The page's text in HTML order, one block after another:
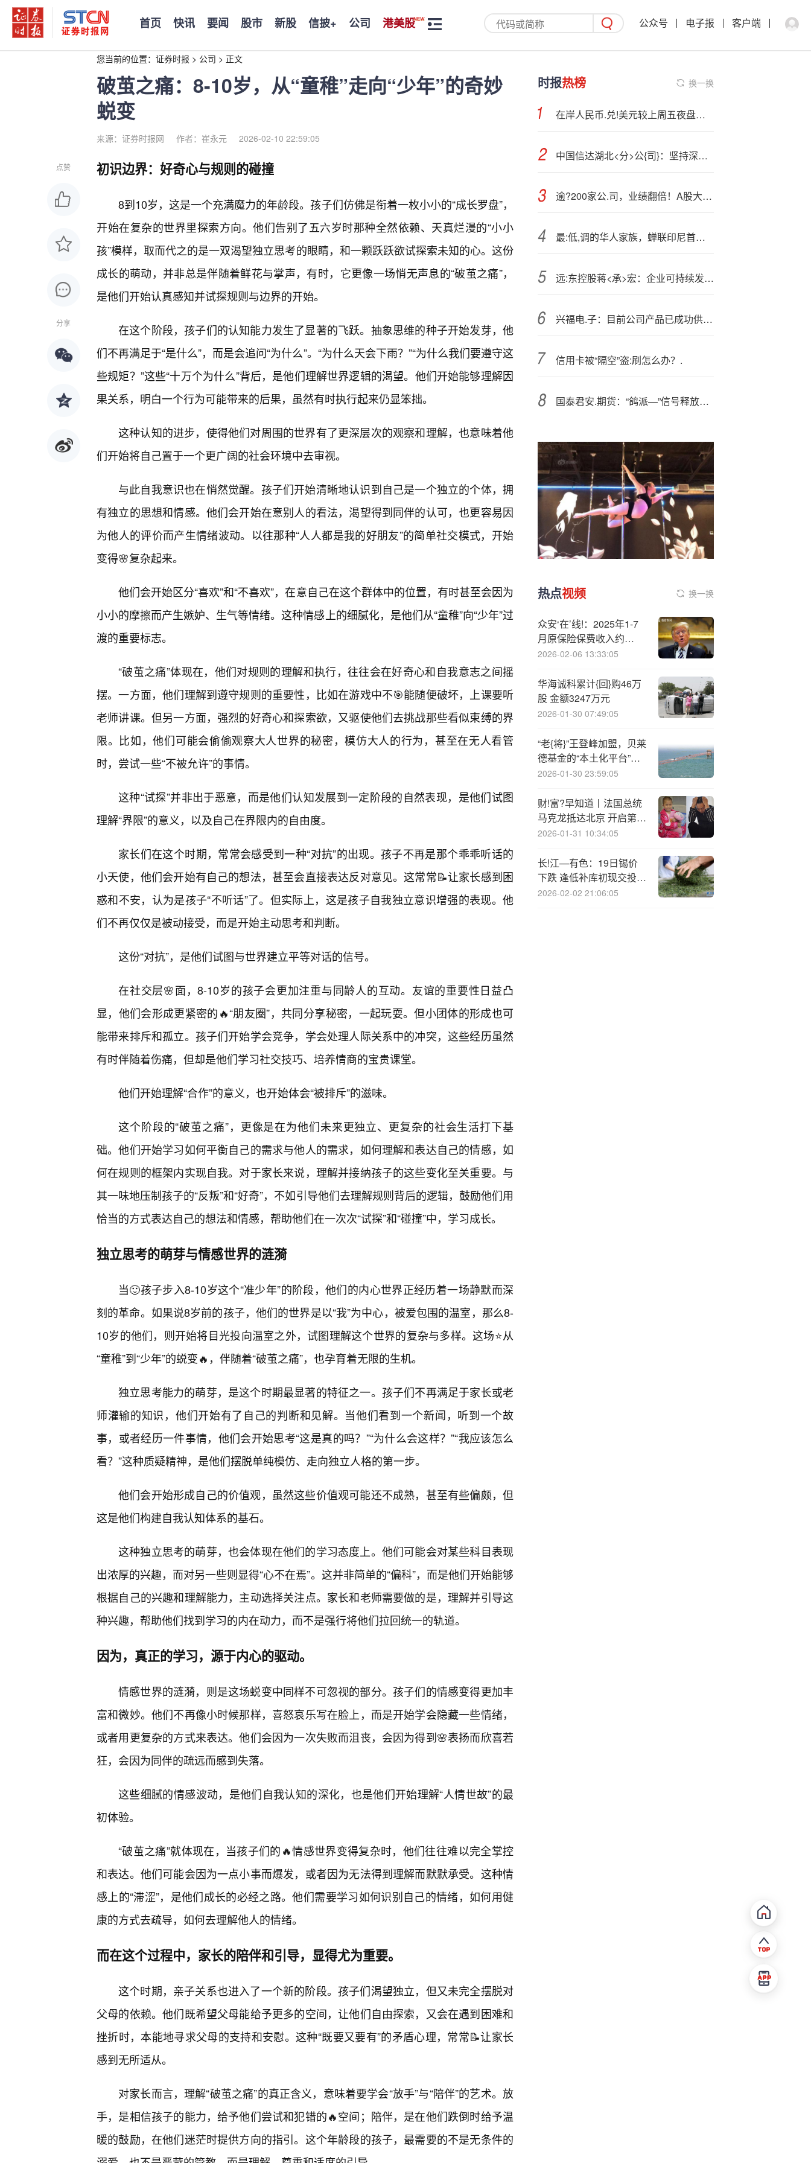
首页 快讯 要闻 股市 新股 信披+ 公司 港美股 公众号 电子报 客户端
您当前的位置： 证券时报 > 公司 > 正文
破茧之痛：8-10岁，从“童稚”走向“少年”的奇妙
蜕变
来源：证券时报网 作者：崔永元 2026-02-10 22:59:05
点赞
分享
初识边界：好奇心与规则的碰撞
8到10岁，这是一个充满魔力的年龄段。孩子们仿佛是衔着一枚小小的“成长罗盘”，
开始在复杂的世界里探索方向。他们告别了五六岁时那种全然依赖、天真烂漫的“小小
孩”模样，取而代之的是一双渴望独立思考的眼睛，和一颗跃跃欲试探索未知的心。这份
成长的萌动，并非总是伴随着鲜花与掌声，有时，它更像一场悄无声息的“破茧之痛”，
是他们开始认真感知并试探规则与边界的开始。
在这个阶段，孩子们的认知能力发生了显著的飞跃。抽象思维的种子开始发芽，他
们不再满足于“是什么”，而是会追问“为什么”。“为什么天会下雨？”“为什么我们要遵守这
些规矩？”这些“十万个为什么”背后，是他们理解世界逻辑的渴望。他们开始能够理解因
果关系，明白一个行为可能带来的后果，虽然有时执行起来仍显笨拙。
这种认知的进步，使得他们对周围的世界有了更深层次的观察和理解，也意味着他
们开始将自己置于一个更广阔的社会环境中去审视。
与此自我意识也在悄然觉醒。孩子们开始清晰地认识到自己是一个独立的个体，拥
有独立的思想和情感。他们会开始在意别人的看法，渴望得到同伴的认可，也更容易因
为他人的评价而产生情绪波动。以往那种“人人都是我的好朋友”的简单社交模式，开始
变得🌸复杂起来。
他们会开始区分“喜欢”和“不喜欢”，在意自己在这个群体中的位置，有时甚至会因为
小小的摩擦而产生嫉妒、生气等情绪。这种情感上的细腻化，是他们从“童稚”向“少年”过
渡的重要标志。
“破茧之痛”体现在，他们对规则的理解和执行，往往会在好奇心和自我意志之间摇
摆。一方面，他们理解到遵守规则的重要性，比如在游戏中不🎯能随便破坏，上课要听
老师讲课。但另一方面，强烈的好奇心和探索欲，又驱使他们去挑战那些看似束缚的界
限。比如，他们可能会偷偷观察大人世界的秘密，模仿大人的行为，甚至在无人看管
时，尝试一些“不被允许”的事情。
这种“试探”并非出于恶意，而是他们认知发展到一定阶段的自然表现，是他们试图
理解“界限”的意义，以及自己在界限内的自由度。
家长们在这个时期，常常会感受到一种“对抗”的出现。孩子不再是那个乖乖听话的
小天使，他们会开始有自己的想法，甚至会直接表达反对意见。这常常📝让家长感到困
惑和不安，认为是孩子“不听话”了。但实际上，这是孩子自我独立意识增强的表现。他
们不再仅仅是被动接受，而是开始主动思考和判断。
这份“对抗”，是他们试图与世界建立平等对话的信号。
在社交层🌸面，8-10岁的孩子会更加注重与同龄人的互动。友谊的重要性日益凸
显，他们会形成更紧密的🔥“朋友圈”，共同分享秘密，一起玩耍。但小团体的形成也可
能带来排斥和孤立。孩子们开始学会竞争，学会处理人际关系中的冲突，这些经历虽然
有时伴随着伤痛，但却是他们学习社交技巧、培养情商的宝贵课堂。
他们开始理解“合作”的意义，也开始体会“被排斥”的滋味。
这个阶段的“破茧之痛”，更像是在为他们未来更独立、更复杂的社会生活打下基
础。他们开始学习如何平衡自己的需求与他人的需求，如何理解和表达自己的情感，如
何在规则的框架内实现自我。对于家长来说，理解并接纳孩子的这些变化至关重要。与
其一味地压制孩子的“反叛”和“好奇”，不如引导他们去理解规则背后的逻辑，鼓励他们用
恰当的方式表达自己的想法和情感，帮助他们在一次次“试探”和“碰撞”中，学习成长。
独立思考的萌芽与情感世界的涟漪
当🙂孩子步入8-10岁这个“准少年”的阶段，他们的内心世界正经历着一场静默而深
刻的革命。如果说8岁前的孩子，他们的世界是以“我”为中心，被爱包围的温室，那么8-
10岁的他们，则开始将目光投向温室之外，试图理解这个世界的复杂与多样。这场⭐从
“童稚”到“少年”的蜕变🔥，伴随着“破茧之痛”，也孕育着无限的生机。
独立思考能力的萌芽，是这个时期最显著的特征之一。孩子们不再满足于家长或老
师灌输的知识，他们开始有了自己的判断和见解。当他们看到一个新闻，听到一个故
事，或者经历一件事情，他们会开始思考“这是真的吗？”“为什么会这样？”“我应该怎么
看？”这种质疑精神，是他们摆脱单纯模仿、走向独立人格的第一步。
他们会开始形成自己的价值观，虽然这些价值观可能还不成熟，甚至有些偏颇，但
这是他们构建自我认知体系的基石。
这种独立思考的萌芽，也会体现在他们的学习态度上。他们可能会对某些科目表现
出浓厚的兴趣，而对另一些则显得“心不在焉”。这并非简单的“偏科”，而是他们开始能够
根据自己的兴趣和理解能力，主动选择关注点。家长和老师需要做的是，理解并引导这
种兴趣，帮助他们找到学习的内在动力，而不是强行将他们拉回统一的轨道。
因为，真正的学习，源于内心的驱动。
情感世界的涟漪，则是这场蜕变中同样不可忽视的部分。孩子们的情感变得更加丰
富和微妙。他们不再像小时候那样，喜怒哀乐写在脸上，而是开始学会隐藏一些情绪，
或者用更复杂的方式来表达。他们会因为一次失败而沮丧，会因为得到🌸表扬而欣喜若
狂，会因为同伴的疏远而感到失落。
这些细腻的情感波动，是他们自我认知的深化，也是他们开始理解“人情世故”的最
初体验。
“破茧之痛”就体现在，当孩子们的🔥情感世界变得复杂时，他们往往难以完全掌控
和表达。他们可能会因为一点小事而爆发，或者因为无法得到理解而默默承受。这种情
感上的“滞涩”，是他们成长的必经之路。他们需要学习如何识别自己的情绪，如何用健
康的方式去疏导，如何去理解他人的情绪。
而在这个过程中，家长的陪伴和引导，显得尤为重要。
这个时期，亲子关系也进入了一个新的阶段。孩子们渴望独立，但又未完全摆脱对
父母的依赖。他们既希望父母能给予更多的空间，让他们自由探索，又会在遇到困难和
挫折时，本能地寻求父母的支持和安慰。这种“既要又要有”的矛盾心理，常常📝让家长
感到无所适从。
对家长而言，理解“破茧之痛”的真正含义，意味着要学会“放手”与“陪伴”的艺术。放
手，是相信孩子的能力，给予他们尝试和犯错的🔥空间；陪伴，是在他们跌倒时给予温
暖的鼓励，在他们迷茫时提供方向的指引。这个年龄段的孩子，最需要的不是无条件的
时报热榜 换一换
在岸人民币.兑!美元较上周五夜盘收盘跌82点
中国信达湖北<分>公{司}：坚持深耕湖北 发挥功能作用 推动分公司高质量发展
逾?200家公.司，业绩翻倍！A股大额分红频现
最:低,调的华人家族，蝉联印尼首富14年
远:东控股蒋<承>宏：企业可持续发展的关键在于“从社会痛点中寻找机会”
兴福电.子：目前公司产品已成功供应SK海力士在内的集成电路头部企业
信用卡被“隔空”盗:刷怎么办？.
国泰君安.期货：“鸽派—”信号释放，金银拉升
热点视频 换一换
众安‘在’线!：2025年1-7
月原保险保费收入约
199.17亿元
2026-02-06 13:33:05
华海诚科累计{回}购46万
股 金额3247万元
2026-01-30 07:49:05
“老{将}”王登峰加盟，贝莱
德基金的“本土化平台”建
设进展如何？
2026-01-30 23:59:05
财!富?早知道丨法国总统
马克龙抵达北京 开启第四
次对华国事访问
2026-01-31 10:34:05
长!江—有色：19日锡价
下跌 逢低补库初现交投回
暖仍待观察
2026-02-02 21:06:05